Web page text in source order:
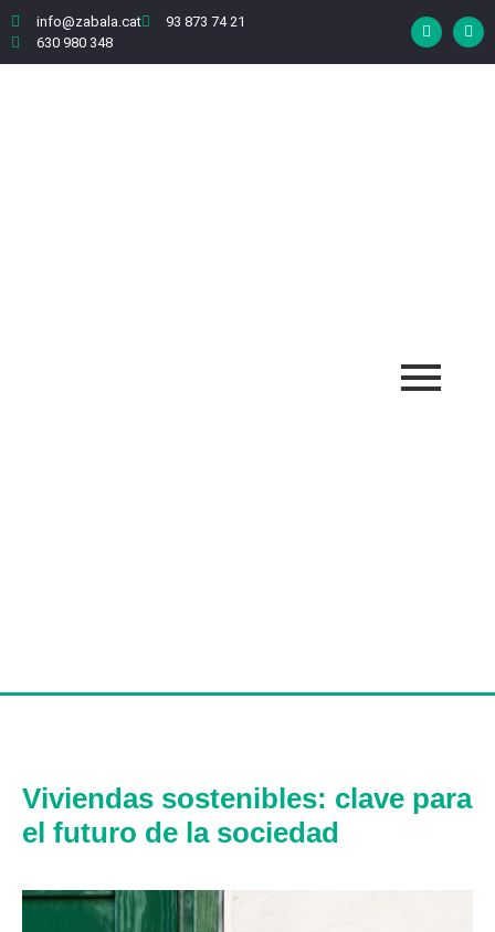
info@zabala.cat
93 873 74 21
630 980 348
Viviendas sostenibles: clave para
el futuro de la sociedad